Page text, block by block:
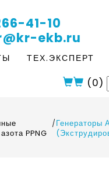
41-10
ekb.ru
ТЕХ.ЭКСПЕРТ
(0)
PPNG
/Генераторы